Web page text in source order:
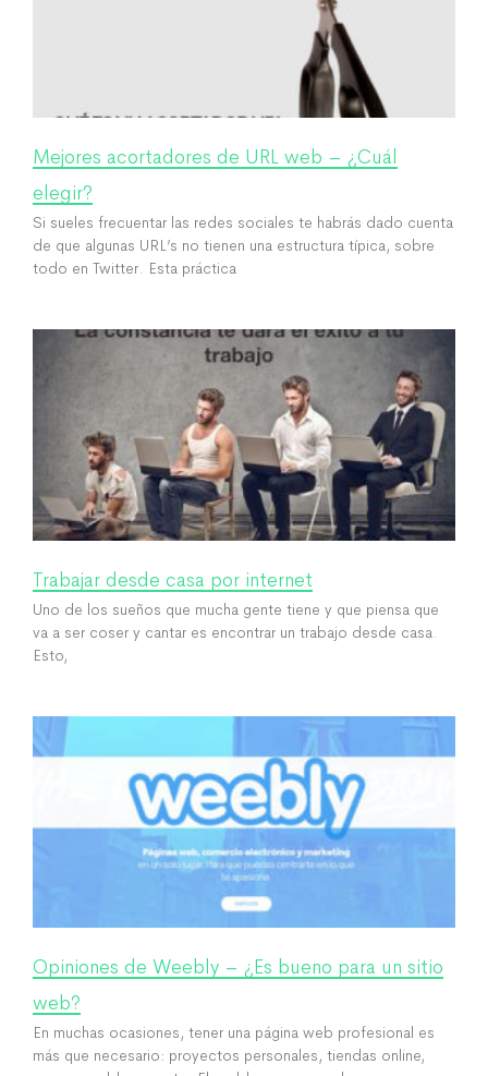
Mejores acortadores de URL web – ¿Cuál
elegir?
Si sueles frecuentar las redes sociales te habrás dado cuenta
de que algunas URL’s no tienen una estructura típica, sobre
todo en Twitter. Esta práctica
Trabajar desde casa por internet
Uno de los sueños que mucha gente tiene y que piensa que
va a ser coser y cantar es encontrar un trabajo desde casa.
Esto,
Opiniones de Weebly – ¿Es bueno para un sitio
web?
En muchas ocasiones, tener una página web profesional es
más que necesario: proyectos personales, tiendas online,